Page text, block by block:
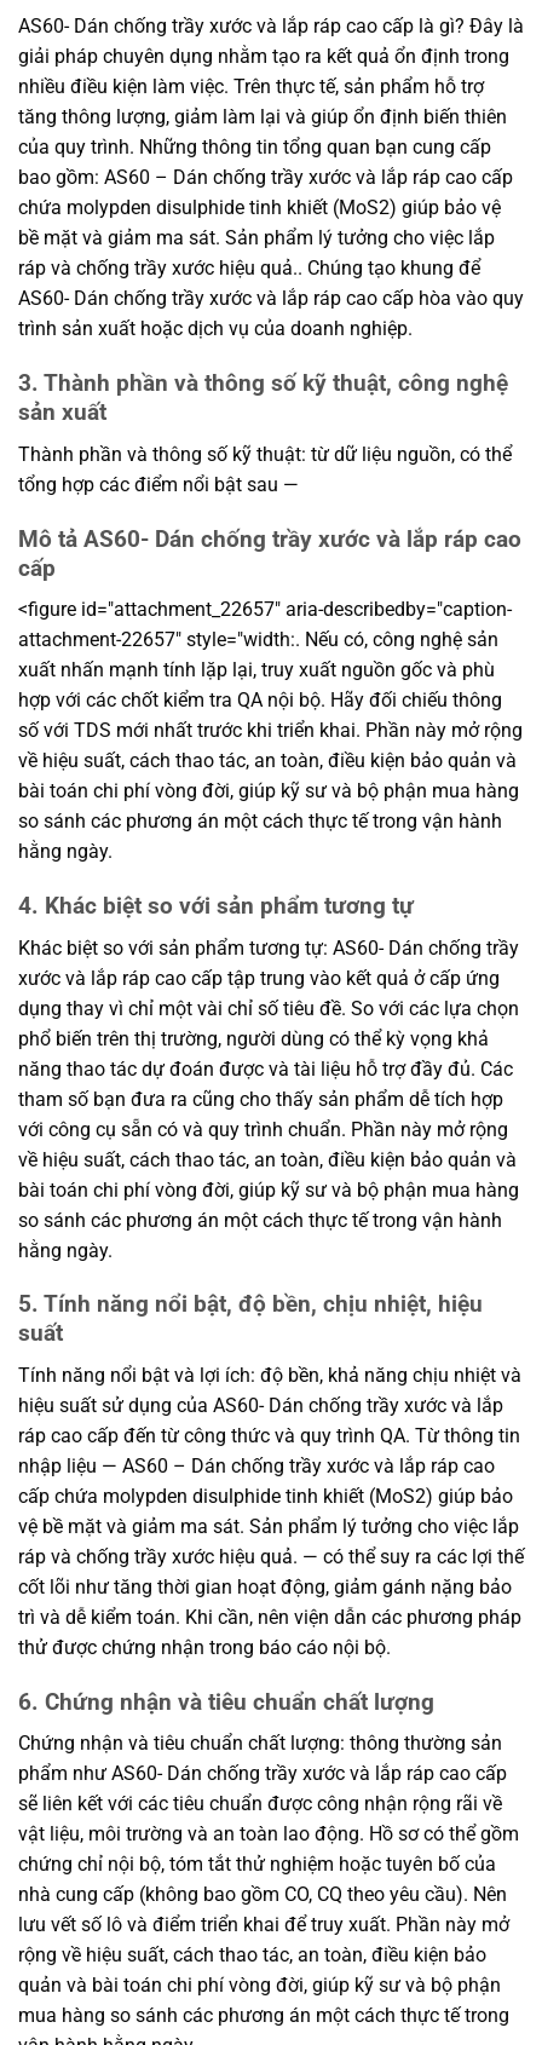
AS60- Dán chống trầy xước và lắp ráp cao cấp là gì? Đây là
giải pháp chuyên dụng nhằm tạo ra kết quả ổn định trong
nhiều điều kiện làm việc. Trên thực tế, sản phẩm hỗ trợ
tăng thông lượng, giảm làm lại và giúp ổn định biến thiên
của quy trình. Những thông tin tổng quan bạn cung cấp
bao gồm: AS60 – Dán chống trầy xước và lắp ráp cao cấp
chứa molypden disulphide tinh khiết (MoS2) giúp bảo vệ
bề mặt và giảm ma sát. Sản phẩm lý tưởng cho việc lắp
ráp và chống trầy xước hiệu quả.. Chúng tạo khung để
AS60- Dán chống trầy xước và lắp ráp cao cấp hòa vào quy
trình sản xuất hoặc dịch vụ của doanh nghiệp.
3. Thành phần và thông số kỹ thuật, công nghệ
sản xuất
Thành phần và thông số kỹ thuật: từ dữ liệu nguồn, có thể
tổng hợp các điểm nổi bật sau —
Mô tả AS60- Dán chống trầy xước và lắp ráp cao
cấp
<figure id="attachment_22657" aria-describedby="caption-
attachment-22657" style="width:. Nếu có, công nghệ sản
xuất nhấn mạnh tính lặp lại, truy xuất nguồn gốc và phù
hợp với các chốt kiểm tra QA nội bộ. Hãy đối chiếu thông
số với TDS mới nhất trước khi triển khai. Phần này mở rộng
về hiệu suất, cách thao tác, an toàn, điều kiện bảo quản và
bài toán chi phí vòng đời, giúp kỹ sư và bộ phận mua hàng
so sánh các phương án một cách thực tế trong vận hành
hằng ngày.
4. Khác biệt so với sản phẩm tương tự
Khác biệt so với sản phẩm tương tự: AS60- Dán chống trầy
xước và lắp ráp cao cấp tập trung vào kết quả ở cấp ứng
dụng thay vì chỉ một vài chỉ số tiêu đề. So với các lựa chọn
phổ biến trên thị trường, người dùng có thể kỳ vọng khả
năng thao tác dự đoán được và tài liệu hỗ trợ đầy đủ. Các
tham số bạn đưa ra cũng cho thấy sản phẩm dễ tích hợp
với công cụ sẵn có và quy trình chuẩn. Phần này mở rộng
về hiệu suất, cách thao tác, an toàn, điều kiện bảo quản và
bài toán chi phí vòng đời, giúp kỹ sư và bộ phận mua hàng
so sánh các phương án một cách thực tế trong vận hành
hằng ngày.
5. Tính năng nổi bật, độ bền, chịu nhiệt, hiệu
suất
Tính năng nổi bật và lợi ích: độ bền, khả năng chịu nhiệt và
hiệu suất sử dụng của AS60- Dán chống trầy xước và lắp
ráp cao cấp đến từ công thức và quy trình QA. Từ thông tin
nhập liệu — AS60 – Dán chống trầy xước và lắp ráp cao
cấp chứa molypden disulphide tinh khiết (MoS2) giúp bảo
vệ bề mặt và giảm ma sát. Sản phẩm lý tưởng cho việc lắp
ráp và chống trầy xước hiệu quả. — có thể suy ra các lợi thế
cốt lõi như tăng thời gian hoạt động, giảm gánh nặng bảo
trì và dễ kiểm toán. Khi cần, nên viện dẫn các phương pháp
thử được chứng nhận trong báo cáo nội bộ.
6. Chứng nhận và tiêu chuẩn chất lượng
Chứng nhận và tiêu chuẩn chất lượng: thông thường sản
phẩm như AS60- Dán chống trầy xước và lắp ráp cao cấp
sẽ liên kết với các tiêu chuẩn được công nhận rộng rãi về
vật liệu, môi trường và an toàn lao động. Hồ sơ có thể gồm
chứng chỉ nội bộ, tóm tắt thử nghiệm hoặc tuyên bố của
nhà cung cấp (không bao gồm CO, CQ theo yêu cầu). Nên
lưu vết số lô và điểm triển khai để truy xuất. Phần này mở
rộng về hiệu suất, cách thao tác, an toàn, điều kiện bảo
quản và bài toán chi phí vòng đời, giúp kỹ sư và bộ phận
mua hàng so sánh các phương án một cách thực tế trong